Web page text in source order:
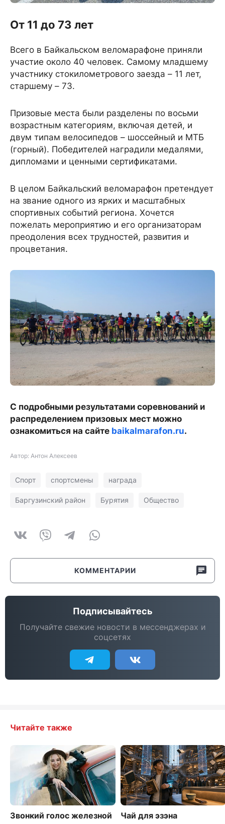
От 11 до 73 лет
Всего в Байкальском веломарафоне приняли
участие около 40 человек. Самому младшему
участнику стокилометрового заезда – 11 лет,
старшему – 73.
Призовые места были разделены по восьми
возрастным категориям, включая детей, и
двум типам велосипедов – шоссейный и МТБ
(горный). Победителей наградили медалями,
дипломами и ценными сертификатами.
В целом Байкальский веломарафон претендует
на звание одного из ярких и масштабных
спортивных событий региона. Хочется
пожелать мероприятию и его организаторам
преодоления всех трудностей, развития и
процветания.
С подробными результатами соревнований и
распределением призовых мест можно
ознакомиться на сайте baikalmarafon.ru.
Автор: Антон Алексеев
Спорт спортсмены награда
Баргузинский район Бурятия Общество
КОММЕНТАРИИ
Подписывайтесь
Получайте свежие новости в мессенджерах и
соцсетях
Читайте также
Звонкий голос железной
Чай для эзэна